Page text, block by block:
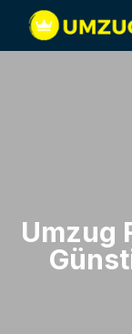
Umzug